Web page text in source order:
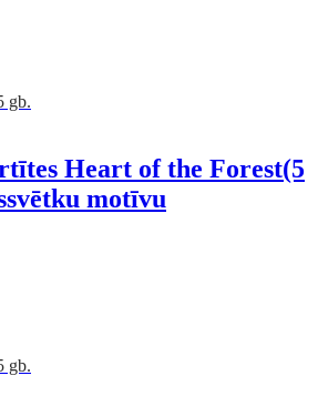
gb.
Heart of the Forest(5
motīvu
gb.